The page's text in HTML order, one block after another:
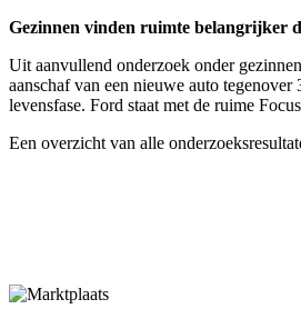
Gezinnen vinden ruimte belangrijker
Uit aanvullend onderzoek onder
aanschaf van een nieuwe auto
levensfase. Ford staat met de ruime
Een overzicht van alle